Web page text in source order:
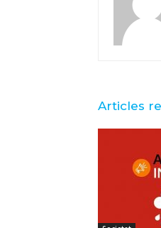
Articles